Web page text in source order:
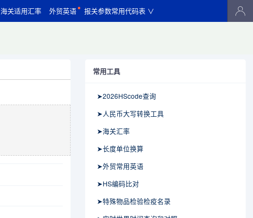
海关适用汇率 外贸英语 报关参数常用代码表 ∨
常用工具
➤2026HScode查询
➤人民币大写转换工具
➤海关汇率
➤长度单位换算
➤外贸常用英语
➤HS编码比对
➤特殊物品检验检疫名录